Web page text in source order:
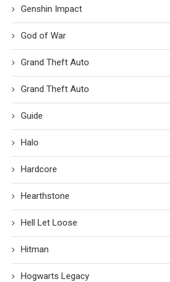
Genshin Impact
God of War
Grand Theft Auto
Grand Theft Auto
Guide
Halo
Hardcore
Hearthstone
Hell Let Loose
Hitman
Hogwarts Legacy